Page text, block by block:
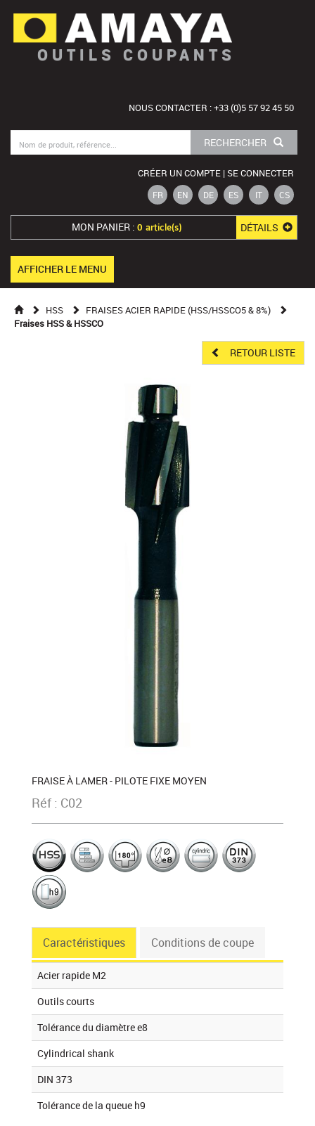
OUTILS COUPANTS
NOUS CONTACTER : +33 (0)5 57 92 45 50
RECHERCHER
CRÉER UN COMPTE | SE CONNECTER
FR EN DE ES IT CS
MON PANIER : 0 article(s) DÉTAILS
AFFICHER LE MENU
HSS
FRAISES ACIER RAPIDE (HSS/HSSCO5 & 8%)
Fraises HSS & HSSCO
RETOUR LISTE
FRAISE À LAMER - PILOTE FIXE MOYEN
Réf : C02
Caractéristiques Conditions de coupe
Acier rapide M2
Outils courts
Tolérance du diamètre e8
Cylindrical shank
DIN 373
Tolérance de la queue h9